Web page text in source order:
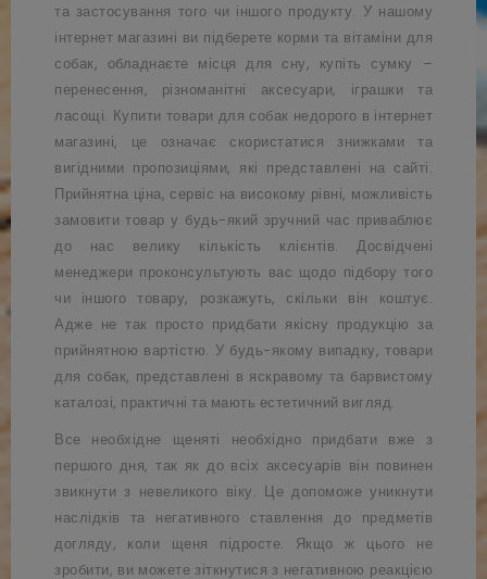
та застосування того чи іншого продукту. У нашому
інтернет магазині ви підберете корми та вітаміни для
собак, обладнаєте місця для сну, купіть сумку –
перенесення, різноманітні аксесуари, іграшки та
ласощі. Купити товари для собак недорого в інтернет
магазині, це означає скористатися знижками та
вигідними пропозиціями, які представлені на сайті.
Прийнятна ціна, сервіс на високому рівні, можливість
замовити товар у будь-який зручний час приваблює
до нас велику кількість клієнтів. Досвідчені
менеджери проконсультують вас щодо підбору того
чи іншого товару, розкажуть, скільки він коштує.
Адже не так просто придбати якісну продукцію за
прийнятною вартістю. У будь-якому випадку, товари
для собак, представлені в яскравому та барвистому
каталозі, практичні та мають естетичний вигляд.
Все необхідне щеняті необхідно придбати вже з
першого дня, так як до всіх аксесуарів він повинен
звикнути з невеликого віку. Це допоможе уникнути
наслідків та негативного ставлення до предметів
догляду, коли щеня підросте. Якщо ж цього не
зробити, ви можете зіткнутися з негативною реакцією